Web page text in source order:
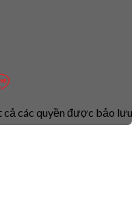
các quyền được bảo